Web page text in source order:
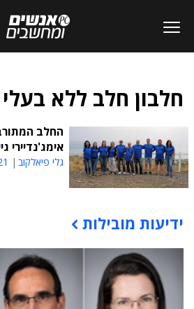
חלבון חלב ללא בעלי
החלב
אימג'נדיירי גייסה 13
גלי פיאלקוב
תוכן פרסומי
ידיעות מובילות